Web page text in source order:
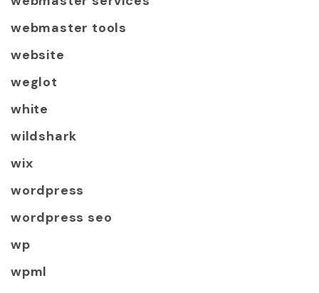
webmaster tools
website
weglot
white
wildshark
wix
wordpress
wordpress seo
wp
wpml